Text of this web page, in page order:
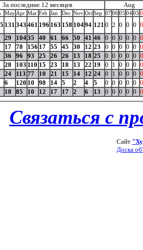
За последние 12 месяцев Aug
May Apr Mar Feb Jan Dec Nov OctSep 070605 0403
131 343 461 196 163 158 10494 121 0 2 0 0 0 0
29 10435 40 61 66 50 41 46 0 0 0 0 0 0
17 78 156 17 55 45 30 12 23 0 0 0 0 0 0
36 96 93 25 26 26 13 18 25 0 0 0 0 0 0
28 103 110 15 23 18 13 22 19 0 1 0 0 0 0
24 113 77 10 21 15 14 12 24 0 1 0 0 0 0
6 120 10 98 14 5 2 4 5 0 0 0 0 0 0
18 85 10 12 17 17 2 6 13 0 0 0 0 0 0
Связаться с
Сайт
Доска